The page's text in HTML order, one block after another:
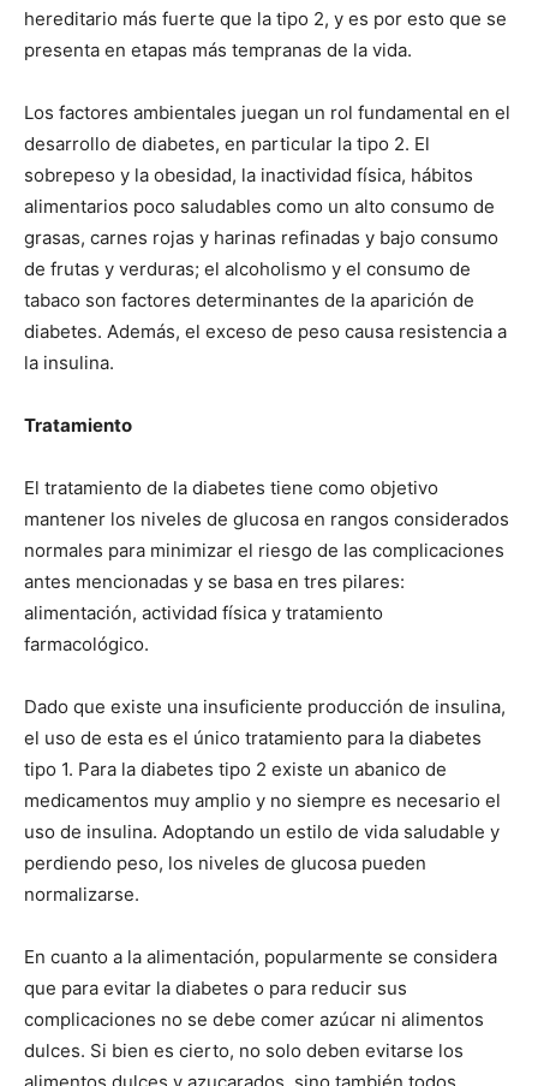
hereditario más fuerte que la tipo 2, y es por esto que se
presenta en etapas más tempranas de la vida.
Los factores ambientales juegan un rol fundamental en el
desarrollo de diabetes, en particular la tipo 2. El
sobrepeso y la obesidad, la inactividad física, hábitos
alimentarios poco saludables como un alto consumo de
grasas, carnes rojas y harinas refinadas y bajo consumo
de frutas y verduras; el alcoholismo y el consumo de
tabaco son factores determinantes de la aparición de
diabetes. Además, el exceso de peso causa resistencia a
la insulina.
Tratamiento
El tratamiento de la diabetes tiene como objetivo
mantener los niveles de glucosa en rangos considerados
normales para minimizar el riesgo de las complicaciones
antes mencionadas y se basa en tres pilares:
alimentación, actividad física y tratamiento
farmacológico.
Dado que existe una insuficiente producción de insulina,
el uso de esta es el único tratamiento para la diabetes
tipo 1. Para la diabetes tipo 2 existe un abanico de
medicamentos muy amplio y no siempre es necesario el
uso de insulina. Adoptando un estilo de vida saludable y
perdiendo peso, los niveles de glucosa pueden
normalizarse.
En cuanto a la alimentación, popularmente se considera
que para evitar la diabetes o para reducir sus
complicaciones no se debe comer azúcar ni alimentos
dulces. Si bien es cierto, no solo deben evitarse los
alimentos dulces y azucarados, sino también todos